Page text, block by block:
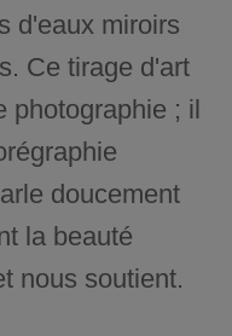
d'eaux miroirs
Ce tirage d'art
photographie ; il
doucement
la beauté
nous soutient.